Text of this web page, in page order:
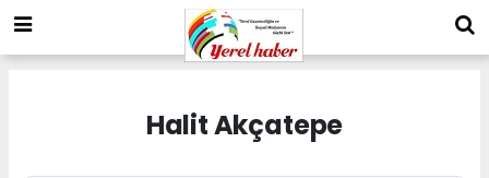
Halit Akçatepe